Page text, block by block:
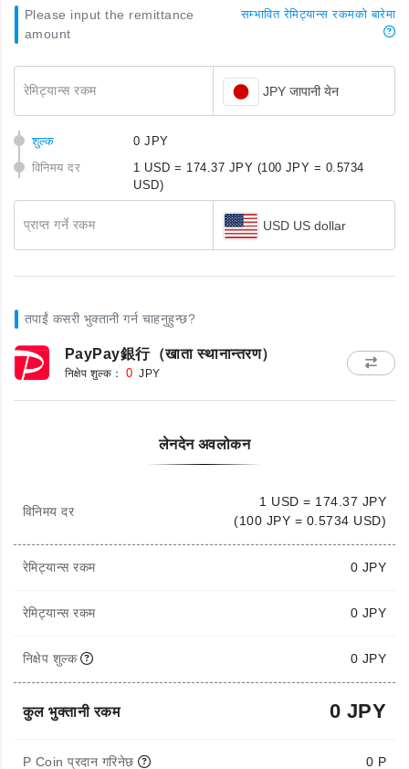
Please input the remittance
amount
सम्भावित रेमिट्यान्स रकमको बारेमा
रेमिट्यान्स रकम JPY जापानी येन
शुल्क
0 JPY
विनिमय दर
1 USD = 174.37 JPY (100 JPY = 0.5734
USD)
प्राप्त गर्ने रकम USD US dollar
तपाईं कसरी भुक्तानी गर्न चाहनुहुन्छ?
PayPay銀行（खाता स्थानान्तरण）
निक्षेप शुल्क： 0 JPY
लेनदेन अवलोकन
विनिमय दर
1 USD = 174.37 JPY
(100 JPY = 0.5734 USD)
रेमिट्यान्स रकम 0 JPY
रेमिट्यान्स रकम 0 JPY
निक्षेप शुल्क 0 JPY
कुल भुक्तानी रकम 0 JPY
P Coin प्रदान गरिनेछ 0 P